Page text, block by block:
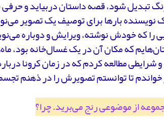
تبدیل شود، قصه داستان دربیاید و
نویسنده بارها برای توصیف یک تصویر
را که خودش نوشته، ویرایش و دوباره
که مکان آن در یک غسال‌خانه بود،
و شرایطی مطالعه کردم که در زمان کرونا
تا توانستم تصویرش را در ذهنم
از موضوعی رنج می‌برید. چرا؟